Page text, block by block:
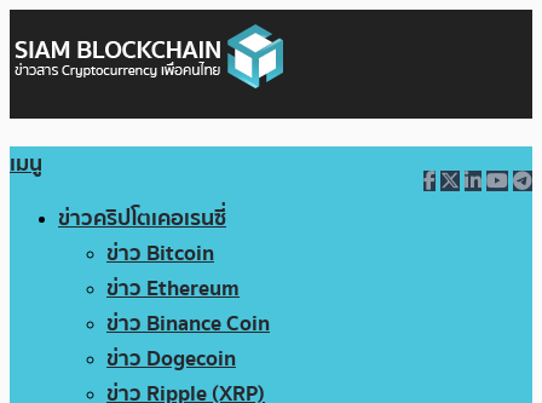
เมนู
ข่าวคริปโตเคอเรนซี่
ข่าว Bitcoin
ข่าว Ethereum
ข่าว Binance Coin
ข่าว Dogecoin
ข่าว Ripple (XRP)